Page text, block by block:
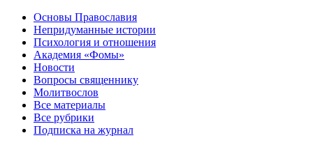
Основы Православия
Непридуманные истории
Психология и отношения
Академия «Фомы»
Новости
Вопросы священнику
Молитвослов
Все материалы
Все рубрики
Подписка на журнал